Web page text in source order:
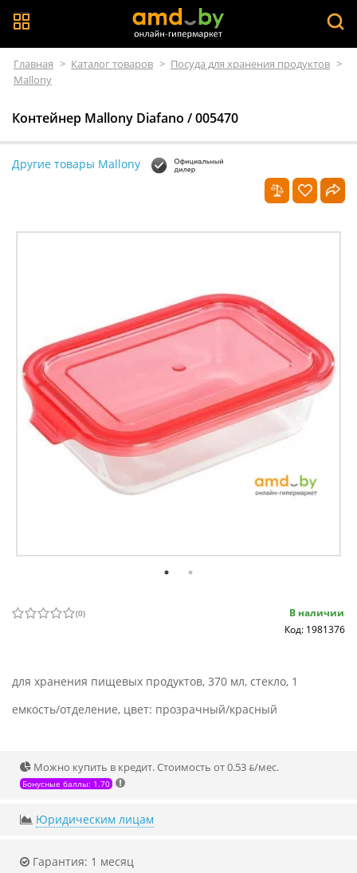
Главная > Каталог товаров > Посуда для хранения продуктов >
Mallony
Контейнер Mallony Diafano / 005470
Другие товары Mallony
(0)
В наличии
Код: 1981376
для хранения пищевых продуктов, 370 мл, стекло, 1
емкость/отделение, цвет: прозрачный/красный
Можно купить в кредит. Стоимость от 0.53 ƃ/мec.
Бонусные баллы: 1.70
Юридическим лицам
Гарантия: 1 месяц